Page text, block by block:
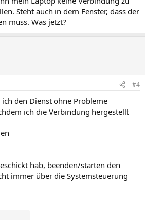
Steht auch in dem Fenster, dass der
muss. Was jetzt?
#4
den Dienst ohne Probleme
ich die Verbindung hergestellt
hab, beenden/starten den
immer über die Systemsteuerung